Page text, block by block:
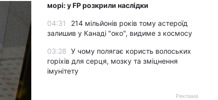
морі: у FP розкрили наслідки
04:31
214 мільйонів років тому астероїд
залишив у Канаді "око", видиме з космосу
03:28 У чому полягає користь волоських
горіхів для серця, мозку та зміцнення
імунітету
Реклама